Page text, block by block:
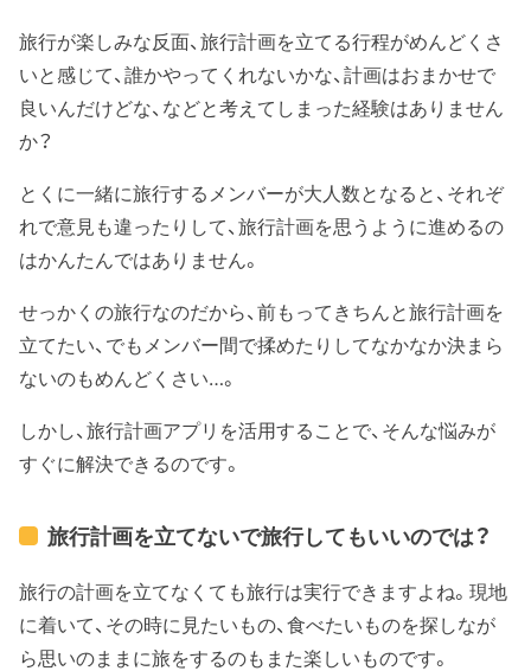
旅行が楽しみな反面、旅行計画を立てる行程がめんどくさ
いと感じて、誰かやってくれないかな、計画はおまかせで
良いんだけどな、などと考えてしまった経験はありません
か？
とくに一緒に旅行するメンバーが大人数となると、それぞ
れで意見も違ったりして、旅行計画を思うように進めるの
はかんたんではありません。
せっかくの旅行なのだから、前もってきちんと旅行計画を
立てたい、でもメンバー間で揉めたりしてなかなか決まら
ないのもめんどくさい…。
しかし、旅行計画アプリを活用することで、そんな悩みが
すぐに解決できるのです。
旅行計画を立てないで旅行してもいいのでは？
旅行の計画を立てなくても旅行は実行できますよね。現地
に着いて、その時に見たいもの、食べたいものを探しなが
ら思いのままに旅をするのもまた楽しいものです。